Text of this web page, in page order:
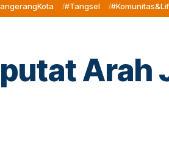
#Tangsel
Arah